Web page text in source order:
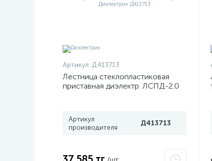
Артикул: Д413713
Лестница стеклопластиковая
приставная диэлектр. ЛСПД-2.0
Артикул
производителя
Д413713